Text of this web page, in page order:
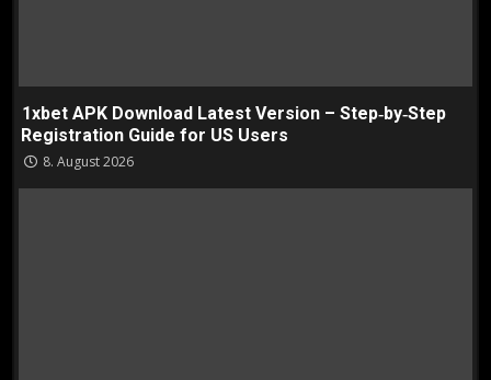
1xbet APK Download Latest Version – Step‑by‑Step
Registration Guide for US Users
8. August 2026